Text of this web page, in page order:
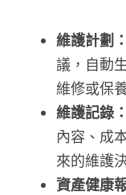
維護計劃：
議，自動
維修或保
維護記錄：
內容、成
來的維護
資產健康